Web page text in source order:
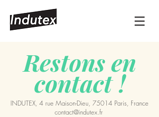
Restons en
contact !
INDUTEX, 4 rue Maison-Dieu, 75014 Paris, France
contact@indutex.fr